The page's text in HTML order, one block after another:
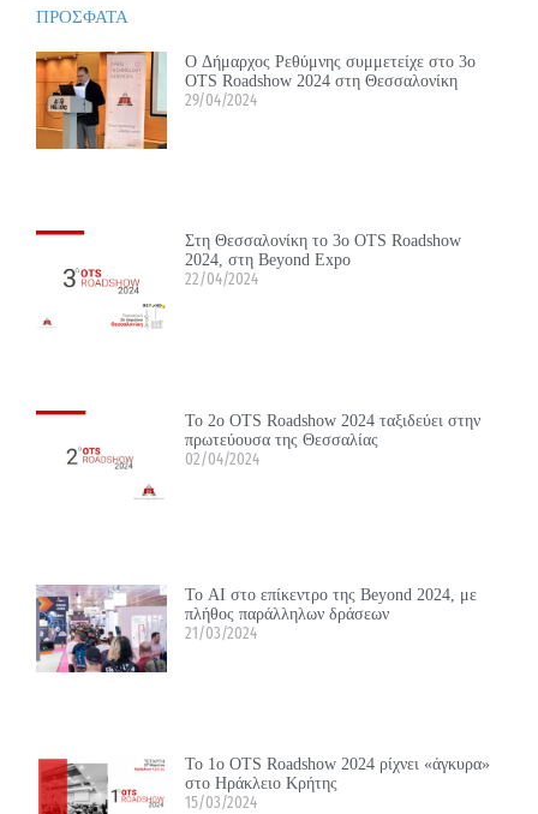
ΠΡΟΣΦΑΤΑ
Ο Δήμαρχος Ρεθύμνης συμμετείχε στο 3ο
OTS Roadshow 2024 στη Θεσσαλονίκη
29/04/2024
Στη Θεσσαλονίκη το 3ο OTS Roadshow
2024, στη Beyond Expo
22/04/2024
Το 2ο OTS Roadshow 2024 ταξιδεύει στην
πρωτεύουσα της Θεσσαλίας
02/04/2024
Το ΑΙ στο επίκεντρο της Beyond 2024, με
πλήθος παράλληλων δράσεων
21/03/2024
Το 1ο OTS Roadshow 2024 ρίχνει «άγκυρα»
στο Ηράκλειο Κρήτης
15/03/2024